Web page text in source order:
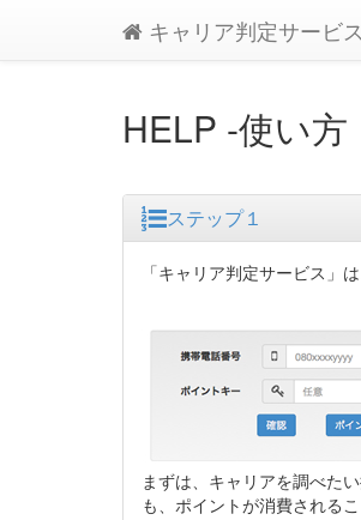
キャリア判定サービス
HELP -使い方
ステップ１
「キャリア判定サービス」
まずは、キャリアを調べた
も、ポイントが消費される